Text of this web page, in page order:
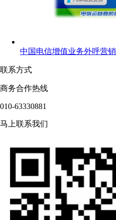
中国电信增值业务外呼营销
联系方式
商务合作热线
010-63330881
马上联系我们